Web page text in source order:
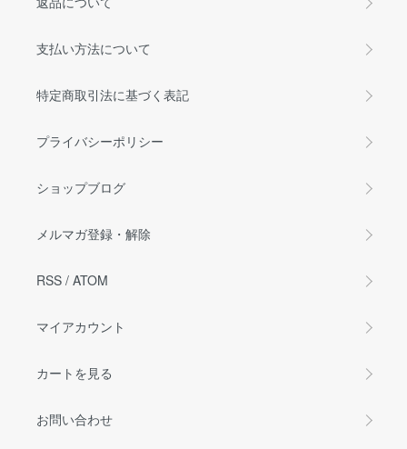
支払い方法について
特定商取引法に基づく表記
プライバシーポリシー
ショップブログ
メルマガ登録・解除
RSS / ATOM
マイアカウント
カートを見る
お問い合わせ